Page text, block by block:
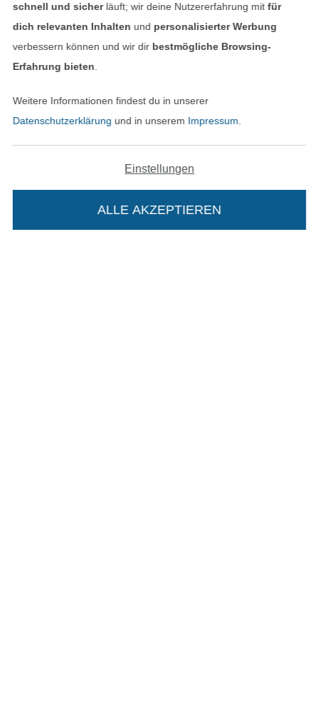
In deinen Warenkorb
In den deutschen Shop wechseln (aktuell
schnell und sicherläuft; wir deine Nutzererfahrung mitfür
dich relevanten Inhalten und personalisierter Werbung
verbessern können und wir dir bestmögliche Browsing-
Erfahrung bieten
Weitere Informationen findest du in unserer
Datenschutzerklärung und in unserem Impressum
Einstellungen
ALLE AKZEPTIEREN